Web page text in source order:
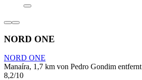
NORD ONE
NORD ONE
Manaíra, 1,7 km von Pedro Gondim entfernt
8,2/10